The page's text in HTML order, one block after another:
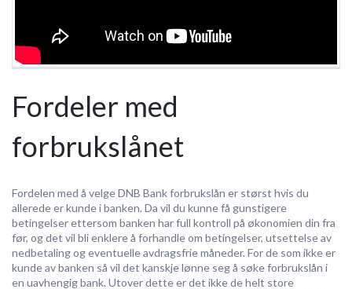
Fordeler med
forbrukslånet
Fordelen med å velge DNB Bank forbrukslån er størst hvis du
allerede er kunde i banken. Da vil du kunne få gunstigere
betingelser ettersom banken har full kontroll på økonomien din fra
før, og det vil bli enklere å forhandle om betingelser, utsettelse av
nedbetaling og eventuelle avdragsfrie måneder. For de som ikke er
kunde av banken så vil det kanskje lønne seg å søke forbrukslån i
en uavhengig bank. Utover dette er det ikke de helt store